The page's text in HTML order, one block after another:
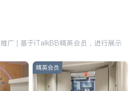
推广 | 基于iTalkBB精英会员，进行展示
精英会员